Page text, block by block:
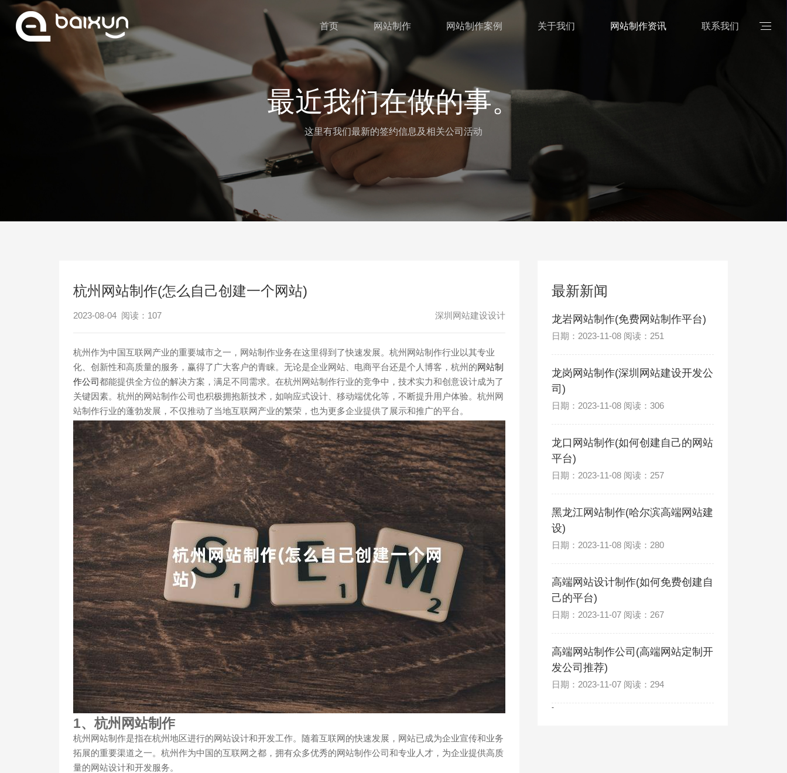
首页 网站制作 网站制作案例 关于我们 网站制作资讯 联系我们
最近我们在做的事。
这里有我们最新的签约信息及相关公司活动
杭州网站制作(怎么自己创建一个网站)
2023-08-04 阅读： 107 深圳网站建设设计
杭州作为中国互联网产业的重要城市之一，网站制作业务在这里得到了快速发展。杭州网站制作行业以其专业
化、创新性和高质量的服务，赢得了广大客户的青睐。无论是企业网站、电商平台还是个人博客，杭州的网站制
作公司都能提供全方位的解决方案，满足不同需求。在杭州网站制作行业的竞争中，技术实力和创意设计成为了
关键因素。杭州的网站制作公司也积极拥抱新技术，如响应式设计、移动端优化等，不断提升用户体验。杭州网
站制作行业的蓬勃发展，不仅推动了当地互联网产业的繁荣，也为更多企业提供了展示和推广的平台。
1、杭州网站制作
杭州网站制作是指在杭州地区进行的网站设计和开发工作。随着互联网的快速发展，网站已成为企业宣传和业务
拓展的重要渠道之一。杭州作为中国的互联网之都，拥有众多优秀的网站制作公司和专业人才，为企业提供高质
量的网站设计和开发服务。
最新新闻
龙岩网站制作(免费网站制作平台)
日期：2023-11-08 阅读：251
龙岗网站制作(深圳网站建设开发公
司)
日期：2023-11-08 阅读：306
龙口网站制作(如何创建自己的网站
平台)
日期：2023-11-08 阅读：257
黑龙江网站制作(哈尔滨高端网站建
设)
日期：2023-11-08 阅读：280
高端网站设计制作(如何免费创建自
己的平台)
日期：2023-11-07 阅读：267
高端网站制作公司(高端网站定制开
发公司推荐)
日期：2023-11-07 阅读：294
-